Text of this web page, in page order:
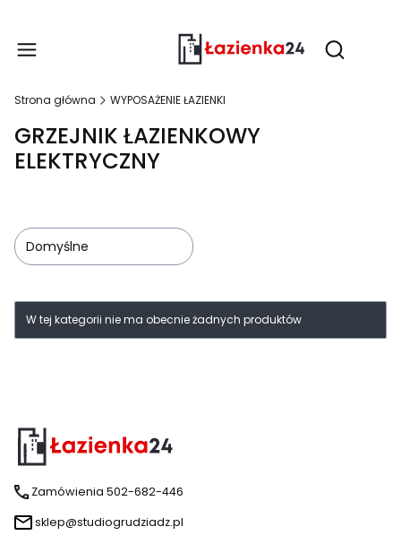
Otwórz
Strona główna WYPOSAŻENIE ŁAZIENKI
GRZEJNIK ŁAZIENKOWY
ELEKTRYCZNY
Domyślne
Lista produktów
W tej kategorii nie ma obecnie żadnych produktów
Zamówienia 502-682-446
sklep@studiogrudziadz.pl